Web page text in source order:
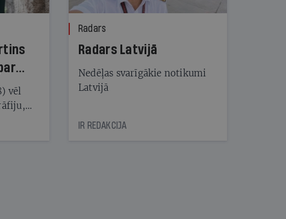
vēl
kad
Radars
Radars Latvijā
Nedēļas svarīgākie notikumi
Latvijā
IR REDAKCIJA